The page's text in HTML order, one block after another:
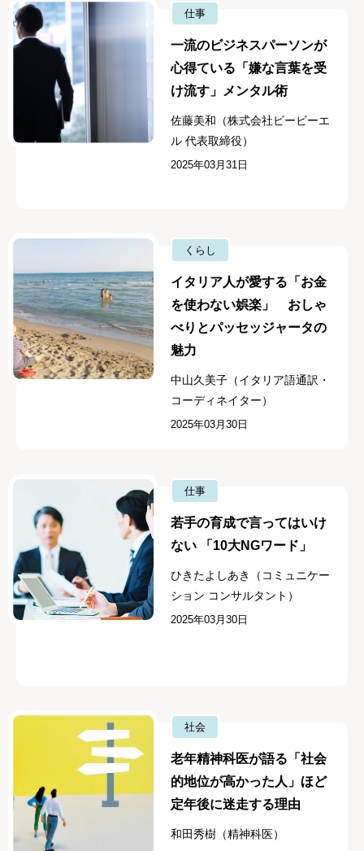
仕事
一流のビジネスパーソンが
心得ている「嫌な言葉を受
け流す」メンタル術
佐藤美和（株式会社ビービーエ
ル 代表取締役）
2025年03月31日
くらし
イタリア人が愛する「お金
を使わない娯楽」 おしゃ
べりとパッセッジャータの
魅力
中山久美子（イタリア語通訳・
コーディネイター）
2025年03月30日
仕事
若手の育成で言ってはいけ
ない 「10大NGワード」
ひきたよしあき（コミュニケー
ション コンサルタント）
2025年03月30日
社会
老年精神科医が語る「社会
的地位が高かった人」ほど
定年後に迷走する理由
和田秀樹（精神科医）